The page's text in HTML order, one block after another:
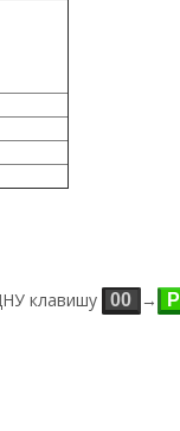
клавишу 00 →